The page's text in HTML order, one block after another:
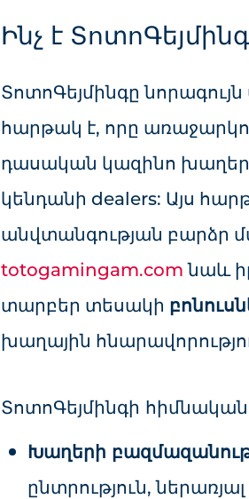
Ինչ է
ՏոտոԳեյմինգը
հարթակ է, որը
դասական կազինո
կենդանի dealers: Այս
անվտանգության բարձր
totogamingam.com նաև
տարբեր տեսակի
խաղային
ՏոտոԳեյմինգի
Խաղերի
ընտրություն,